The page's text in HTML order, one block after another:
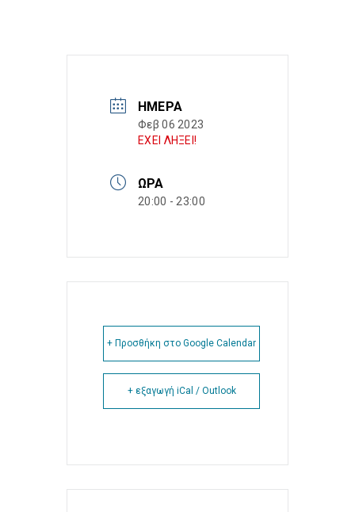
ΗΜΈΡΑ
Φεβ 06 2023
ΕΧΕΙ ΛΗΞΕΙ!
ΏΡΑ
20:00 - 23:00
+ Προσθήκη στο Google Calendar
+ εξαγωγή iCal / Outlook